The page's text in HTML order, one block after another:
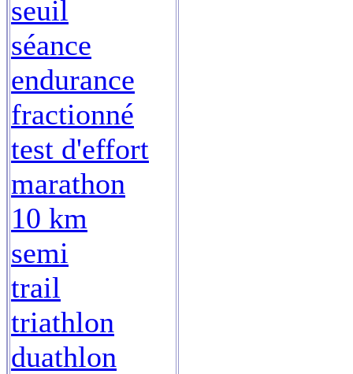
seuil
séance
endurance
fractionné
test d'effort
marathon
10 km
semi
trail
triathlon
duathlon